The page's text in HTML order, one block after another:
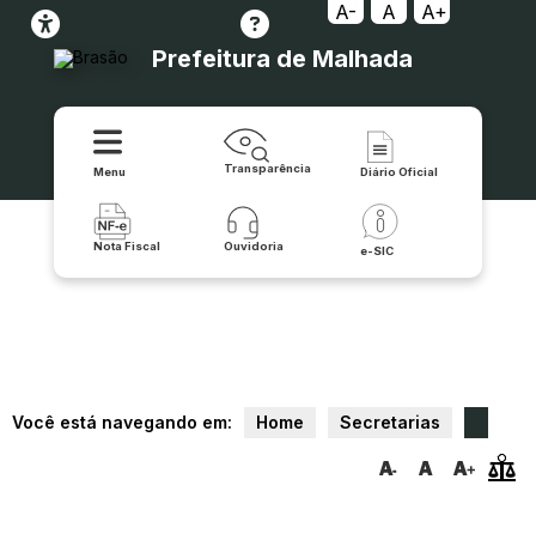
A- A A+
Prefeitura de Malhada
Menu Transparência Diário Oficial
Nota Fiscal Ouvidoria e-SIC
Você está navegando em: Home Secretarias